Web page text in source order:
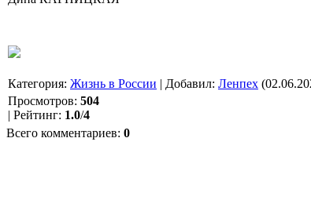
Категория: Жизнь в России | Добавил: Ленпех
Просмотров: 504
| Рейтинг: 1.0/4
Всего комментариев: 0